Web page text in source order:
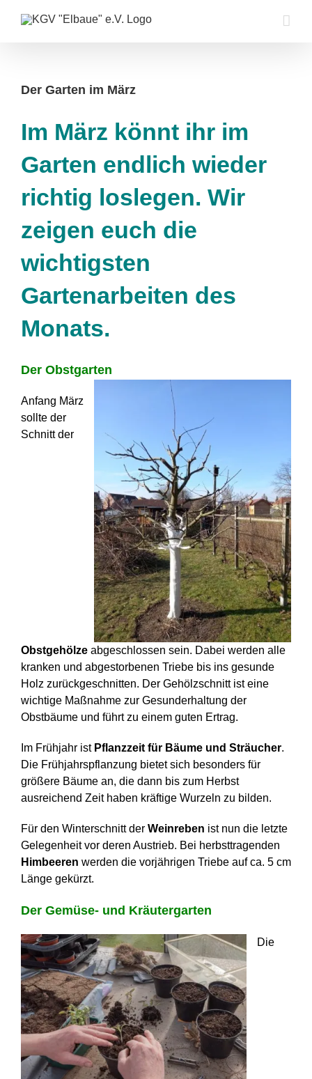
Inhalt
Der Garten im März
Im März könnt ihr im
Garten endlich wieder
richtig loslegen. Wir
zeigen euch die
wichtigsten
Gartenarbeiten des
Monats.
Der Obstgarten
Anfang März
sollte der
Schnitt der
Obstgehölze abgeschlossen sein. Dabei werden alle
kranken und abgestorbenen Triebe bis ins gesunde
Holz zurückgeschnitten. Der Gehölzschnitt ist eine
wichtige Maßnahme zur Gesunderhaltung der
Obstbäume und führt zu einem guten Ertrag.
Im Frühjahr ist Pflanzzeit für Bäume und Sträucher.
Die Frühjahrspflanzung bietet sich besonders für
größere Bäume an, die dann bis zum Herbst
ausreichend Zeit haben kräftige Wurzeln zu bilden.
Für den Winterschnitt der Weinreben ist nun die letzte
Gelegenheit vor deren Austrieb. Bei herbsttragenden
Himbeeren werden die vorjährigen Triebe auf ca. 5 cm
Länge gekürzt.
Der Gemüse- und Kräutergarten
Die